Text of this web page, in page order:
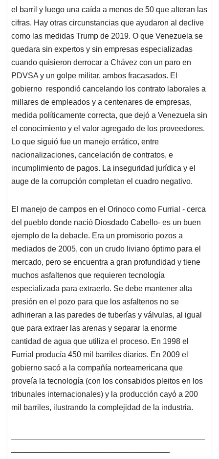
el barril y luego una caída a menos de 50 que alteran las
cifras. Hay otras circunstancias que ayudaron al declive
como las medidas Trump de 2019. O que Venezuela se
quedara sin expertos y sin empresas especializadas
cuando quisieron derrocar a Chávez con un paro en
PDVSA y un golpe militar, ambos fracasados. El
gobierno respondió cancelando los contrato laborales a
millares de empleados y a centenares de empresas,
medida políticamente correcta, que dejó a Venezuela sin
el conocimiento y el valor agregado de los proveedores.
Lo que siguió fue un manejo errático, entre
nacionalizaciones, cancelación de contratos, e
incumplimiento de pagos. La inseguridad jurídica y el
auge de la corrupción completan el cuadro negativo.
El manejo de campos en el Orinoco como Furrial - cerca
del pueblo donde nació Diosdado Cabello- es un buen
ejemplo de la debacle. Era un promisorio pozos a
mediados de 2005, con un crudo liviano óptimo para el
mercado, pero se encuentra a gran profundidad y tiene
muchos asfaltenos que requieren tecnología
especializada para extraerlo. Se debe mantener alta
presión en el pozo para que los asfaltenos no se
adhirieran a las paredes de tuberías y válvulas, al igual
que para extraer las arenas y separar la enorme
cantidad de agua que utiliza el proceso. En 1998 el
Furrial producía 450 mil barriles diarios. En 2009 el
gobierno sacó a la compañía norteamericana que
proveía la tecnología (con los consabidos pleitos en los
tribunales internacionales) y la producción cayó a 200
mil barriles, ilustrando la complejidad de la industria.